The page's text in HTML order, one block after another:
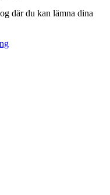
där du kan lämna dina